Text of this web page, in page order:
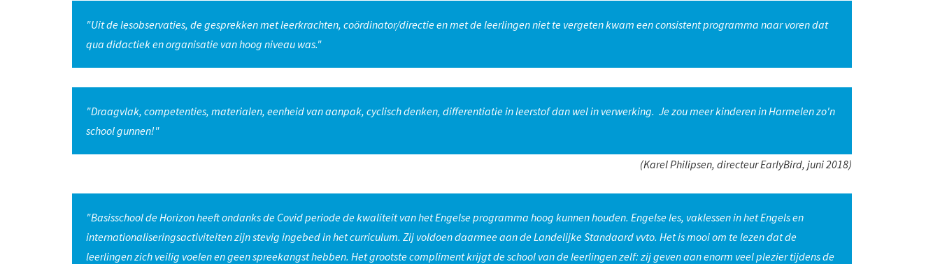
"Uit de lesobservaties, de gesprekken met leerkrachten, coördinator/directie en met de leerlingen niet te vergeten kwam een consistent programma naar voren dat
qua didactiek en organisatie van hoog niveau was."
"Draagvlak, competenties, materialen, eenheid van aanpak, cyclisch denken, differentiatie in leerstof dan wel in verwerking. Je zou meer kinderen in Harmelen zo'n
school gunnen!"
(Karel Philipsen, directeur EarlyBird, juni 2018)
"Basisschool de Horizon heeft ondanks de Covid periode de kwaliteit van het Engelse programma hoog kunnen houden. Engelse les, vaklessen in het Engels en
internationaliseringsactiviteiten zijn stevig ingebed in het curriculum. Zij voldoen daarmee aan de Landelijke Standaard vvto. Het is mooi om te lezen dat de
leerlingen zich veilig voelen en geen spreekangst hebben. Het grootste compliment krijgt de school van de leerlingen zelf: zij geven aan enorm veel plezier tijdens de